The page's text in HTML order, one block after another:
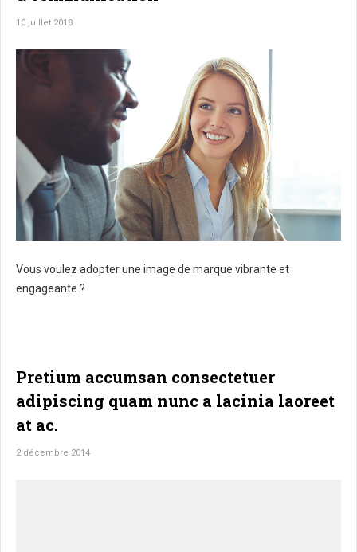
10 juillet 2018
Vous voulez adopter une image de marque vibrante et
engageante ?
Pretium accumsan consectetuer
adipiscing quam nunc a lacinia laoreet
at ac.
2 décembre 2014